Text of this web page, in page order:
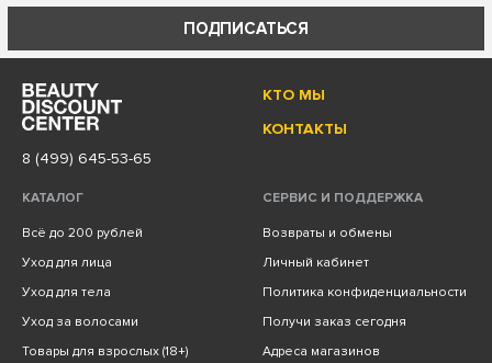
ПОДПИСАТЬСЯ
КТО МЫ
КОНТАКТЫ
8 (499) 645-53-65
КАТАЛОГ
Всё до 200 рублей
Уход для лица
Уход для тела
Уход за волосами
Товары для взрослых (18+)
СЕРВИС И ПОДДЕРЖКА
Возвраты и обмены
Личный кабинет
Политика конфиденциальности
Получи заказ сегодня
Адреса магазинов